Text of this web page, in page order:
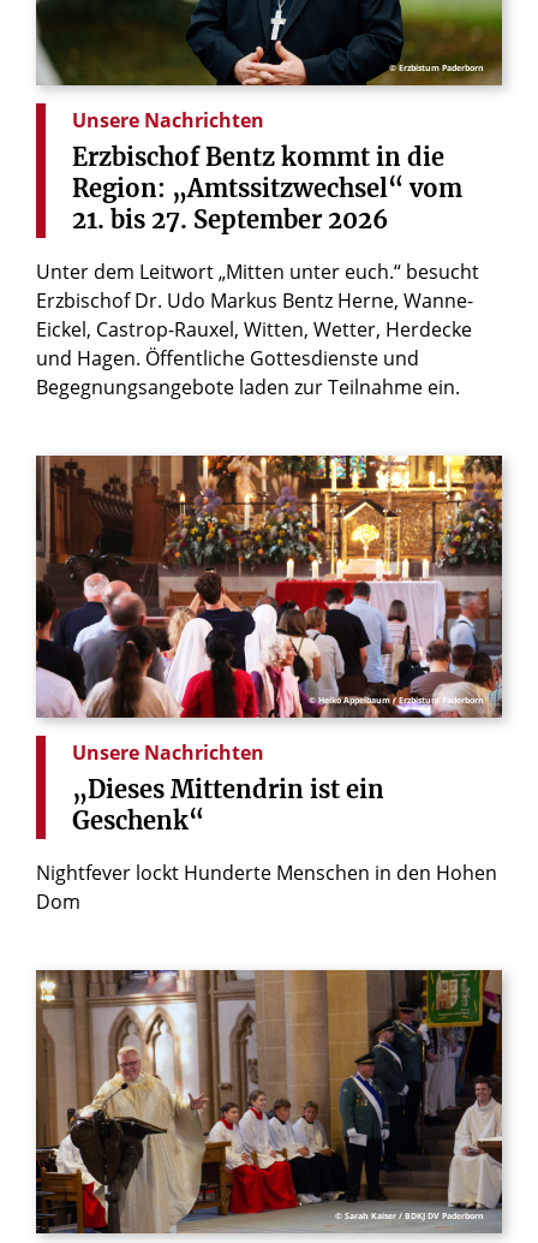
© Erzbistum Paderborn
Unsere Nachrichten
Erzbischof Bentz kommt in die
Region: „Amtssitzwechsel“ vom
21. bis 27. September 2026
Unter dem Leitwort „Mitten unter euch.“ besucht
Erzbischof Dr. Udo Markus Bentz Herne, Wanne-
Eickel, Castrop-Rauxel, Witten, Wetter, Herdecke
und Hagen. Öffentliche Gottesdienste und
Begegnungsangebote laden zur Teilnahme ein.
© Heiko Appelbaum / Erzbistum Paderborn
Unsere Nachrichten
„Dieses Mittendrin ist ein
Geschenk“
Nightfever lockt Hunderte Menschen in den Hohen
Dom
© Sarah Kaiser / BDKJ DV Paderborn